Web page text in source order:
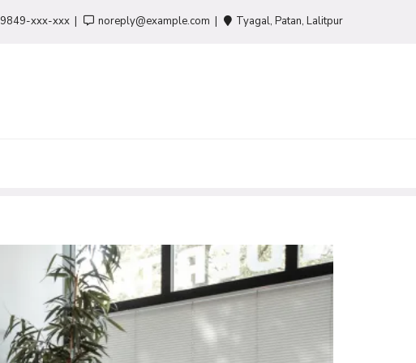
9849-xxx-xxx noreply@example.com Tyagal, Patan, Lalitpur